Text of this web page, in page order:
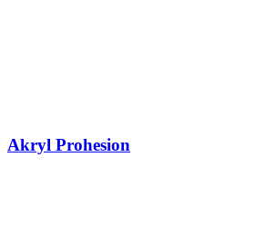
Akryl Prohesion